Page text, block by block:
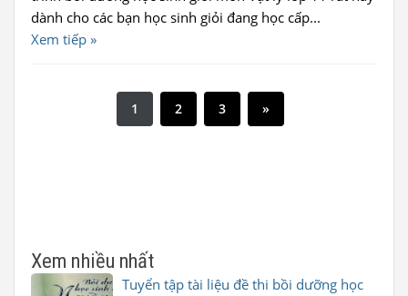
dành cho các bạn học sinh giỏi đang học cấp...
Xem tiếp »
1 2 3 »
Xem nhiều nhất
Tuyển tập tài liệu đề thi bồi dưỡng học